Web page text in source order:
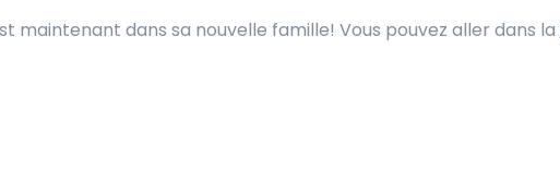
maintenant dans sa nouvelle famille! Vous pouvez aller dans la